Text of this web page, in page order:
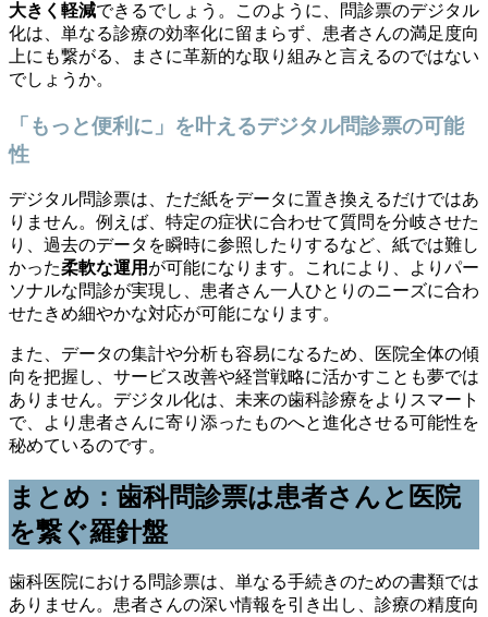
大きく軽減できるでしょう。このように、問診票のデジタル
化は、単なる診療の効率化に留まらず、患者さんの満足度向
上にも繋がる、まさに革新的な取り組みと言えるのではない
でしょうか。
「もっと便利に」を叶えるデジタル問診票の可能
性
デジタル問診票は、ただ紙をデータに置き換えるだけではあ
りません。例えば、特定の症状に合わせて質問を分岐させた
り、過去のデータを瞬時に参照したりするなど、紙では難し
かった柔軟な運用 が可能になります。これにより、よりパー
ソナルな問診が実現し、患者さん一人ひとりのニーズに合わ
せたきめ細やかな対応が可能になります。
また、データの集計や分析も容易になるため、医院全体の傾
向を把握し、サービス改善や経営戦略に活かすことも夢では
ありません。デジタル化は、未来の歯科診療をよりスマート
で、より患者さんに寄り添ったものへと進化させる可能性を
秘めているのです。
まとめ：歯科問診票は患者さんと医院
を繋ぐ羅針盤
歯科医院における問診票は、単なる手続きのための書類では
ありません。患者さんの深い情報を引き出し、診療の精度向